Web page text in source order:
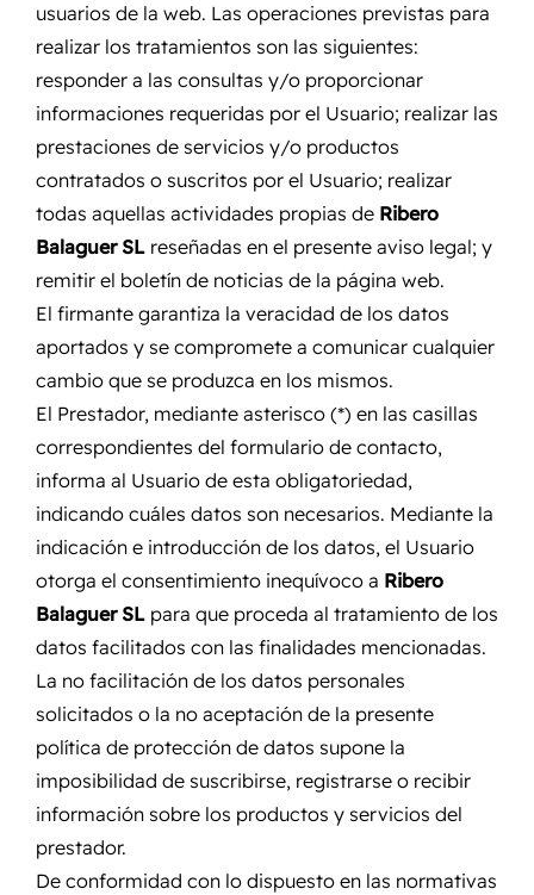
usuarios de la web. Las operaciones previstas para
realizar los tratamientos son las siguientes:
responder a las consultas y/o proporcionar
informaciones requeridas por el Usuario; realizar las
prestaciones de servicios y/o productos
contratados o suscritos por el Usuario; realizar
todas aquellas actividades propias de Ribero
Balaguer SL reseñadas en el presente aviso legal; y
remitir el boletín de noticias de la página web.
El firmante garantiza la veracidad de los datos
aportados y se compromete a comunicar cualquier
cambio que se produzca en los mismos.
El Prestador, mediante asterisco (*) en las casillas
correspondientes del formulario de contacto,
informa al Usuario de esta obligatoriedad,
indicando cuáles datos son necesarios. Mediante la
indicación e introducción de los datos, el Usuario
otorga el consentimiento inequívoco a Ribero
Balaguer SL para que proceda al tratamiento de los
datos facilitados con las finalidades mencionadas.
La no facilitación de los datos personales
solicitados o la no aceptación de la presente
política de protección de datos supone la
imposibilidad de suscribirse, registrarse o recibir
información sobre los productos y servicios del
prestador.
De conformidad con lo dispuesto en las normativas